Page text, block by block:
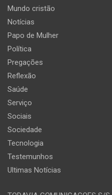
Mundo cristão
Notícias
Papo de Mulher
Política
Pregações
Reflexão
Saúde
Serviço
Sociais
Sociedade
Tecnologia
Testemunhos
Ultimas Notícias